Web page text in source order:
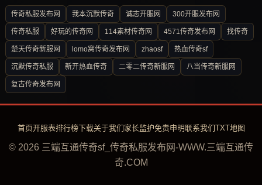
传奇私服发布网 我本沉默传奇 诚志开服网 300开服发布网
传奇私服 好玩的传奇网 114素材传奇网 4571传奇发布网 找传奇
楚天传奇新服网 lomo窝传奇发布网 zhaosf 热血传奇sf
沉默传奇私服 新开热血传奇 二零二传奇新服网 八当传奇新服网
复古传奇发布网
首页开服表排行榜下载关于我们 家长监护免责申明联系我们TXT地图
© 2026 三端互通传奇sf_传奇私服发布网-WWW.三端互通传
奇.COM